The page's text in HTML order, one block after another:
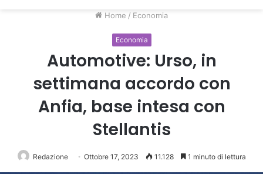
Home / Economia
Economia
Automotive: Urso, in
settimana accordo con
Anfia, base intesa con
Stellantis
Redazione Ottobre 17, 2023 11.128 1 minuto di lettura